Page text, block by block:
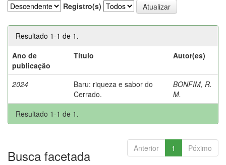
Registro(s)
Resultado 1-1 de 1.
Ano de
publicação
Título Autor(es)
2024
Baru: riqueza e sabor do
Cerrado.
BONFIM, R.
M.
Resultado 1-1 de 1.
Anterior 1 Póximo
Busca facetada